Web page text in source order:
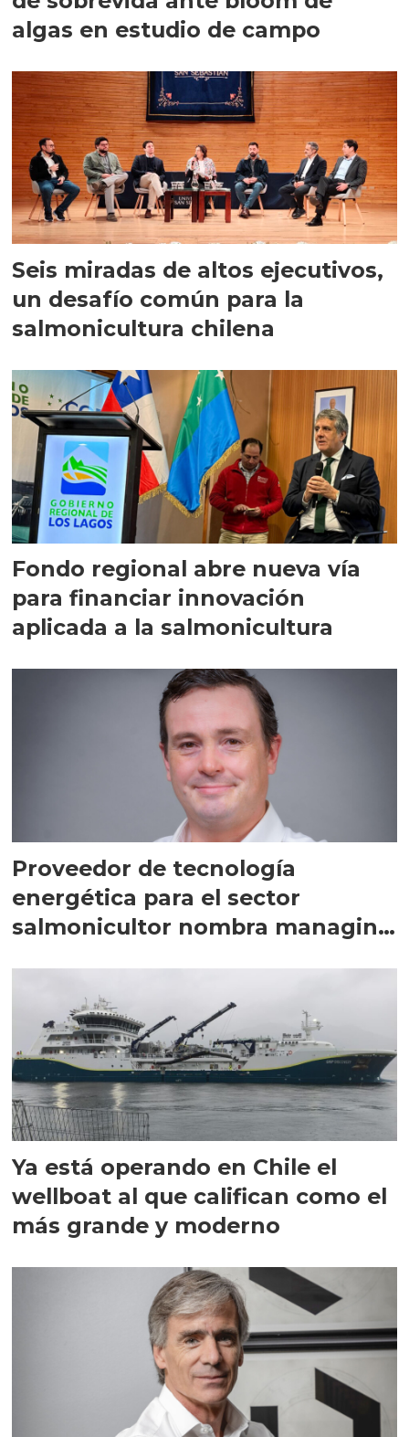
algas en estudio de campo
Seis miradas de altos ejecutivos,
un desafío común para la
salmonicultura chilena
Fondo regional abre nueva vía
para financiar innovación
aplicada a la salmonicultura
Proveedor de tecnología
energética para el sector
salmonicultor nombra managing
Ya está operando en Chile el
wellboat al que califican como el
más grande y moderno